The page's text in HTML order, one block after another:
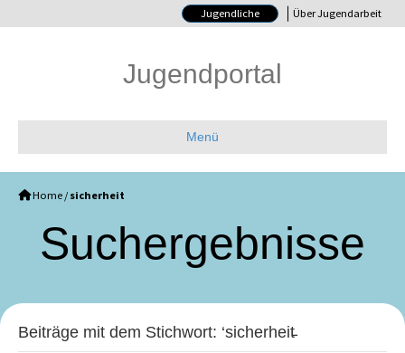
Jugendliche Über Jugendarbeit
Jugendportal
Menü
Home / sicherheit
Such­ergebnisse
Beiträge mit dem Stichwort: ‘sicherheit̵